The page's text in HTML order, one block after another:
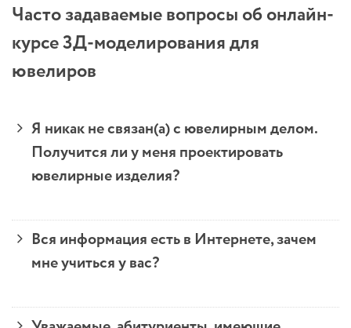
Часто задаваемые вопросы об онлайн-
курсе 3Д-моделирования для
ювелиров
Я никак не связан(а) с ювелирным делом.
Получится ли у меня проектировать
ювелирные изделия?
Вся информация есть в Интернете, зачем
мне учиться у вас?